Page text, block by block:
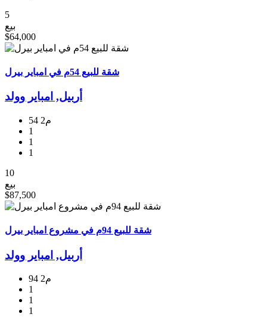
5
بيع
$64,000
شقة للبيع 54م في امبایر بیرل
أربيل, امبایر وولد
54 م2
1
1
1
10
بيع
$87,500
شقة للبيع 94م في مشروع امبایر بیرل
أربيل, امبایر وولد
94 م2
1
1
1